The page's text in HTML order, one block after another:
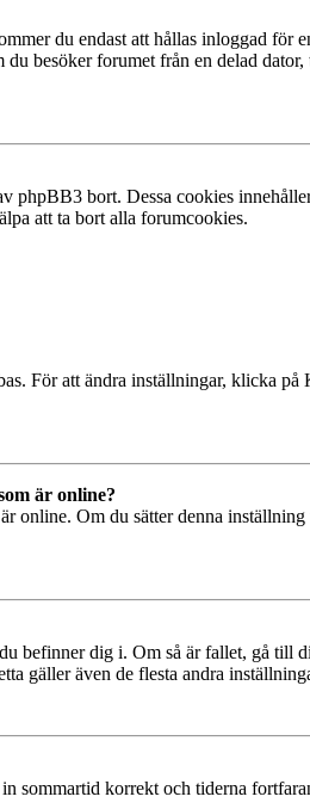
du endast att hållas inloggad
besöker forumet från en delad
phpBB3 bort. Dessa cookies
att ta bort alla forumcookies.
För att ändra inställningar, klicka
är online?
Om du sätter denna
befinner dig i. Om så är fallet, gå
gäller även de flesta andra
sommartid korrekt och tiderna